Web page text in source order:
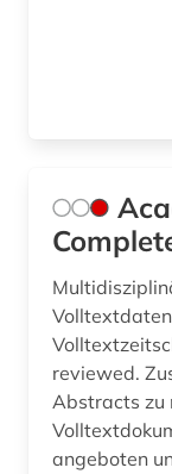
bilanz (13)
reviewed.
Abstracts zu
angeboten